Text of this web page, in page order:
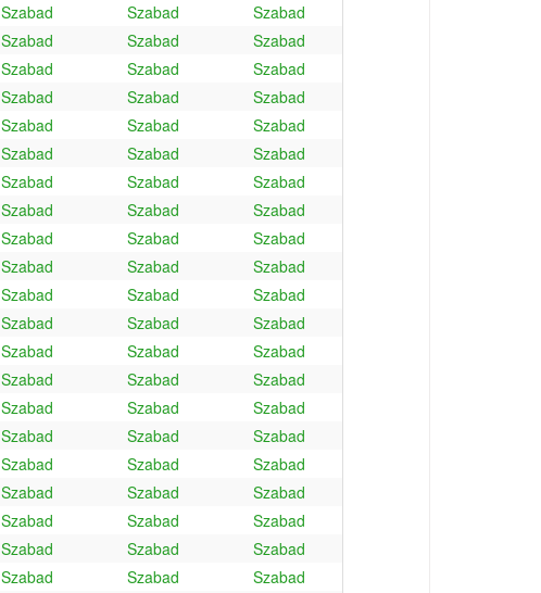
Szabad Szabad
Szabad
Szabad Szabad
Szabad
Szabad Szabad
Szabad
Szabad Szabad
Szabad
Szabad Szabad
Szabad
Szabad Szabad
Szabad
Szabad Szabad
Szabad
Szabad Szabad
Szabad
Szabad Szabad
Szabad
Szabad Szabad
Szabad
Szabad Szabad
Szabad
Szabad Szabad
Szabad
Szabad Szabad
Szabad
Szabad Szabad
Szabad
Szabad Szabad
Szabad
Szabad Szabad
Szabad
Szabad Szabad
Szabad
Szabad Szabad
Szabad
Szabad Szabad
Szabad
Szabad Szabad
Szabad
Szabad Szabad
Szabad